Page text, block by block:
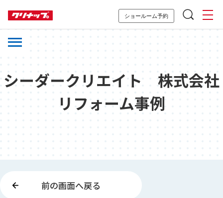
ショールーム予約
シーダークリエイト 株式会社
リフォーム事例
前の画面へ戻る